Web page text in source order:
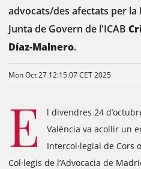
advocats/des afectats per la
Junta de Govern de l'ICAB
Díaz-Malnero.
Mon Oct 27 12:15:07 CET 2025
E
l divendres 24
València va acollir un
Intercol·legial de Cors
Col·legis de l’Advocacia de